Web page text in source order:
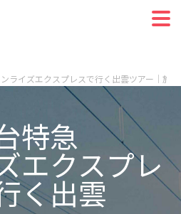
ライズエクスプレスで行く出雲ツアー｜旅
特急
エクスプレ
く出雲